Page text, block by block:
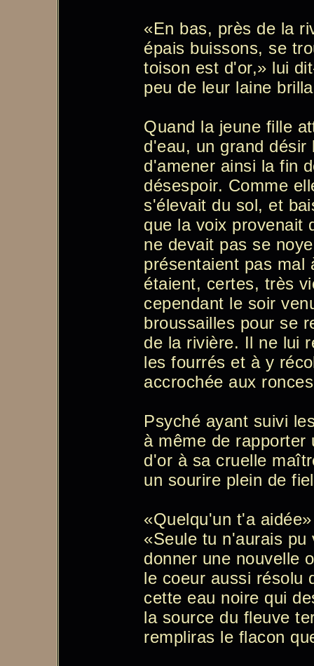
«En bas, près de la
épais buissons, se
toison est d'or,» lui
peu de leur laine
Quand la jeune fille
d'eau, un grand
d'amener ainsi la fin
désespoir. Comme
s'élevait du sol, et
que la voix provenait
ne devait pas se
présentaient pas mal
étaient, certes, très
cependant le soir
broussailles pour se
de la rivière. Il ne lui
les fourrés et à y
accrochée aux
Psyché ayant suivi
à même de rapporter
d'or à sa cruelle
un sourire plein de
«Quelqu'un t'a
«Seule tu n'aurais
donner une nouvelle
le coeur aussi résolu
cette eau noire qui
la source du fleuve
rempliras le flacon